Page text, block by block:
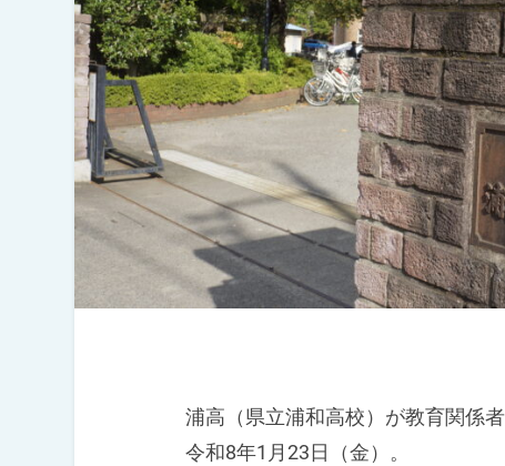
浦高（県立浦和高校）が教育関係
令和8年1月23日（金）。